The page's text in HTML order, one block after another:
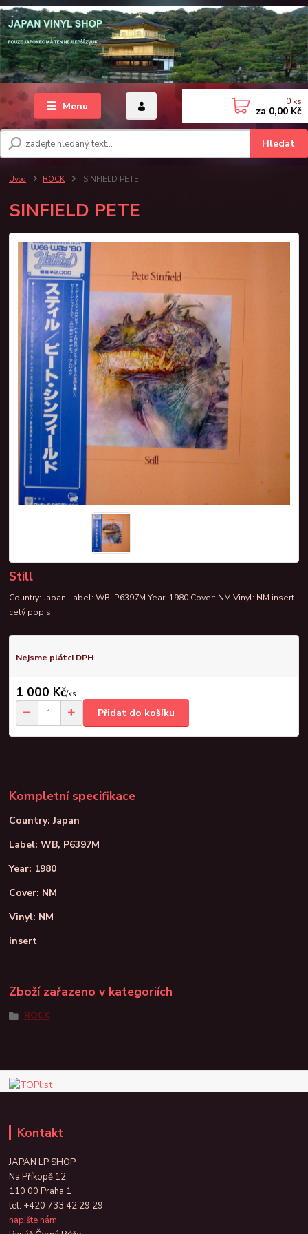
Menu
Hledat
0 ks
za 0,00 Kč
Úvod ROCK SINFIELD PETE
SINFIELD PETE
Still
Country: Japan Label: WB, P6397M Year: 1980 Cover: NM Vinyl: NM insert
celý popis
Nejsme plátci DPH
1 000 Kč/ks
Přidat do košíku
Kompletní specifikace
Country: Japan
Label: WB, P6397M
Year: 1980
Cover: NM
Vinyl: NM
insert
Zboží zařazeno v kategoriích
ROCK
Kontakt
JAPAN LP SHOP
Na Příkopě 12
110 00 Praha 1
tel: +420 733 42 29 29
napište nám